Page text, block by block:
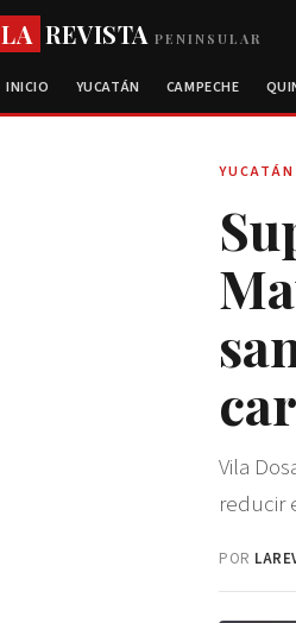
LA REVISTAPENINSULAR
INICIO YUCATÁN CAMPECHE
YUCATÁN
Vila
reducir
POR